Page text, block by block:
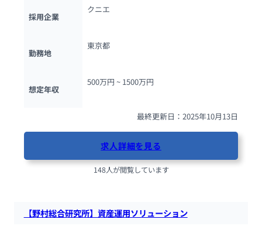
採用企業
クニエ
勤務地
東京都
想定年収
500万円 ~ 1500万円
最終更新日：2025年10月13日
求人詳細を見る
148人が閲覧しています
【野村総合研究所】資産運用ソリューション